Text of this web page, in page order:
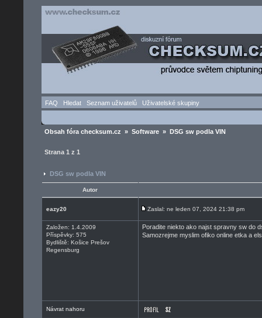
FAQ Hledat Seznam uživatelů Uživatelské skupiny
Obsah fóra checksum.cz » Software » DSG sw podla VIN
Strana 1 z 1
DSG sw podla VIN
Autor
eazy20 Zaslal: ne leden 07, 2024 21:38 pm
Založen: 1.4.2009
Příspěvky: 575
Bydliště: Košice Prešov
Regensburg
Poradite niekto ako najst spravny sw do
Samozrejme myslim ofiko online etka a
Návrat nahoru